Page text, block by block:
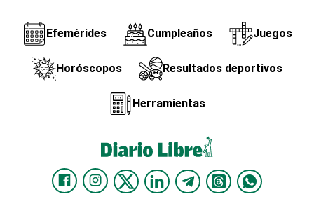
Efemérides Cumpleaños Juegos
Horóscopos Resultados deportivos
Herramientas